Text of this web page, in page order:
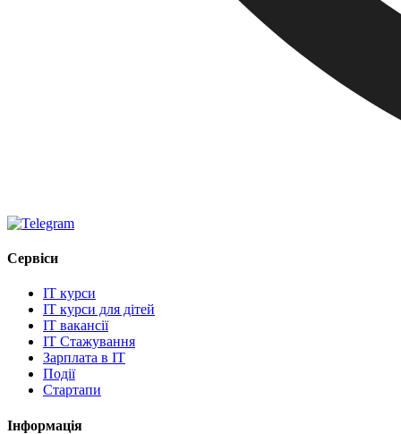
Сервіси
IT курси
IT курси для дітей
IT вакансії
IT Стажування
Зарплата в IT
Події
Стартапи
Інформація